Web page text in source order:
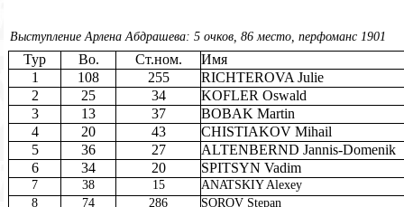
Выступление Арлена Абдрашева: 5 очков, 86 место, перфоманс 1901
Тур Bo. Ст.ном.
Имя
1
108 255
RICHTEROVA Julie
2
25 34
KOFLER Oswald
3
13 37
BOBAK Martin
4
20 43
CHISTIAKOV Mihail
5
36 27
ALTENBERND Jannis-Domenik
6
34 20 SPITSYN Vadim
7 38 15
ANATSKIY Alexey
8
74 286
SOROV Stepan